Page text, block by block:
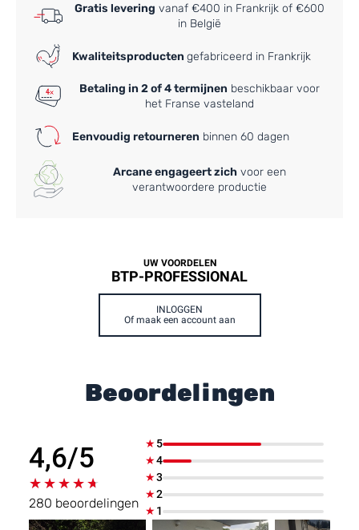
Gratis levering vanaf €400 in Frankrijk of €600
in België
Kwaliteitsproducten gefabriceerd in Frankrijk
Betaling in 2 of 4 termijnen beschikbaar voor
het Franse vasteland
Eenvoudig retourneren binnen 60 dagen
Arcane engageert zich voor een
verantwoordere productie
UW VOORDELEN
BTP-PROFESSIONAL
INLOGGEN
Of maak een account aan
Beoordelingen
4,6/5
★★★★★
★★★★★
280 beoordelingen
★5
★4
★3
★2
★1